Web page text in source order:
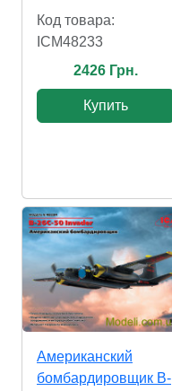
Код товара:
ICM48233
2426 Грн.
Купить
Американский
бомбардировщик B-